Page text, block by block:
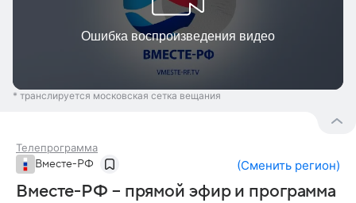
* транслируется московская сетка вещания
Телепрограмма
Вместе-РФ (Сменить регион)
Вместе-РФ – прямой эфир и программа